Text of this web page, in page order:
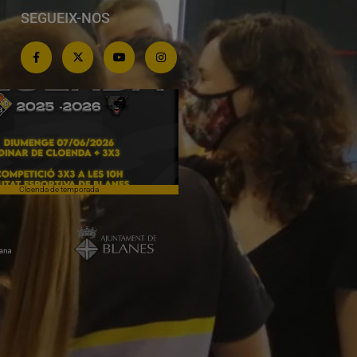
SEGUEIX-NOS
Cloenda de temporada